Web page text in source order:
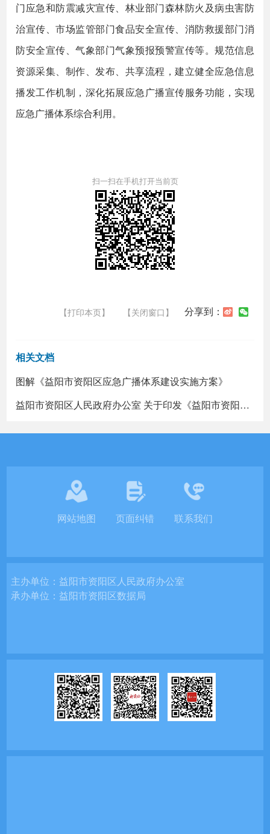
门应急和防震减灾宣传、林业部门森林防火及病虫害防
治宣传、市场监管部门食品安全宣传、消防救援部门消
防安全宣传、气象部门气象预报预警宣传等。规范信息
资源采集、制作、发布、共享流程，建立健全应急信息
播发工作机制，深化拓展应急广播宣传服务功能，实现
应急广播体系综合利用。
扫一扫在手机打开当前页
【打印本页】 【关闭窗口】 分享到：
相关文档
图解《益阳市资阳区应急广播体系建设实施方案》
益阳市资阳区人民政府办公室 关于印发《益阳市资阳区应急广播体系建设实施方案》的通知
网站地图 页面纠错 联系我们
主办单位：益阳市资阳区人民政府办公室
承办单位：益阳市资阳区数据局